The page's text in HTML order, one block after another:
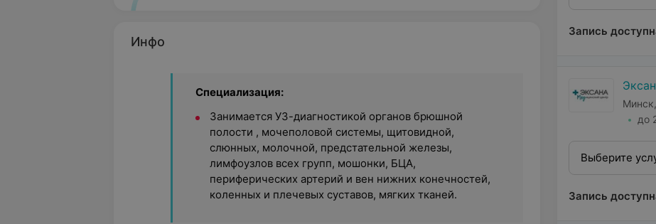
Инфо
Специализация:
Занимается УЗ-диагностикой органов брюшной
полости , мочеполовой системы, щитовидной,
слюнных, молочной, предстательной железы,
лимфоузлов всех групп, мошонки, БЦА,
периферических артерий и вен нижних конечностей,
коленных и плечевых суставов, мягких тканей.
Запись
до
Выберите
Запись